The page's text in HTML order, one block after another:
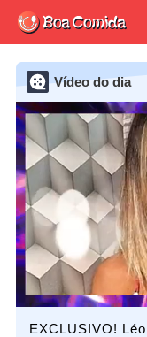
Vídeo do dia
EXCLUSIVO!